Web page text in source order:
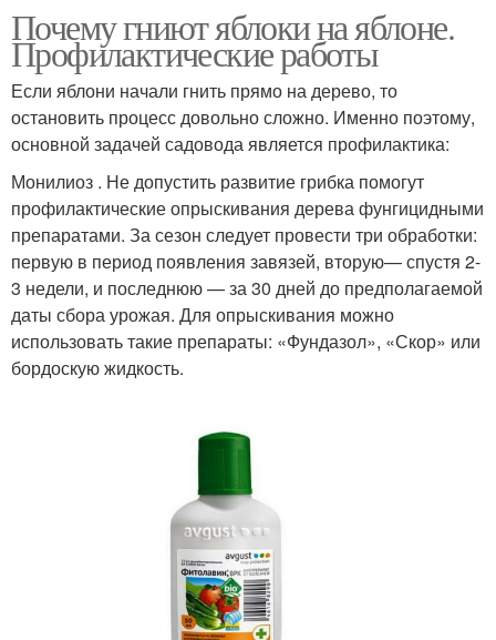
Почему гниют яблоки на яблоне.
Профилактические работы
Если яблони начали гнить прямо на дерево, то
остановить процесс довольно сложно. Именно поэтому,
основной задачей садовода является профилактика:
Монилиоз . Не допустить развитие грибка помогут
профилактические опрыскивания дерева фунгицидными
препаратами. За сезон следует провести три обработки:
первую в период появления завязей, вторую— спустя 2-
3 недели, и последнюю — за 30 дней до предполагаемой
даты сбора урожая. Для опрыскивания можно
использовать такие препараты: «Фундазол», «Скор» или
бордоскую жидкость.